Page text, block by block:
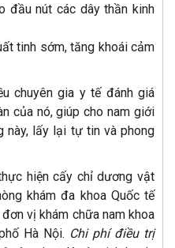
đầu nút các dây thần kinh
tinh sớm, tăng khoái cảm
chuyên gia y tế đánh giá
của nó, giúp cho nam giới
này, lấy lại tự tin và phong
hiện cấy chỉ dương vật
khám đa khoa Quốc tế
vị khám chữa nam khoa
Hà Nội. Chi phí điều trị